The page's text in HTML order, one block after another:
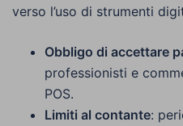
verso l’uso di strumenti
Obbligo di accettare
professionisti e
POS.
Limiti al contante: